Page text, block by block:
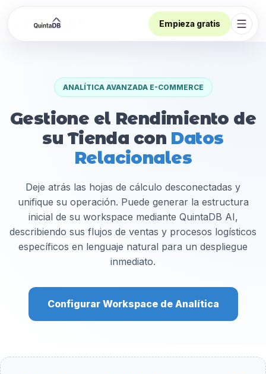
Empieza gratis
Abrir
ANALÍTICA AVANZADA E-COMMERCE
Gestione el Rendimiento de
su Tienda con Datos
Relacionales
Deje atrás las hojas de cálculo desconectadas y
unifique su operación. Puede generar la estructura
inicial de su workspace mediante QuintaDB AI,
describiendo sus flujos de ventas y procesos logísticos
específicos en lenguaje natural para un despliegue
inmediato.
Configurar Workspace de Analítica